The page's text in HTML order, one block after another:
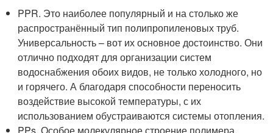
PPR. Это наиболее популярный и на столько же
распространённый тип полипропиленовых труб.
Универсальность – вот их основное достоинство. Они
отлично подходят для организации систем
водоснабжения обоих видов, не только холодного, но
и горячего. А благодаря способности переносить
воздействие высокой температуры, с их
использованием обустраиваются системы отопления.
PPs. Особое молекулярное строение полимера,